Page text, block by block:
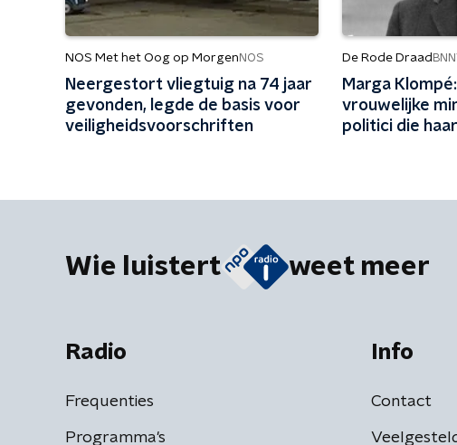
NOS Met het Oog op Morgen NOS
Neergestort vliegtuig na 74 jaar
gevonden, legde de basis voor
veiligheidsvoorschriften
De Rode Draad
Marga
vrouwelijke
politici die
Wie luistert weet meer
Radio
Frequenties
Programma's
Info
Contact